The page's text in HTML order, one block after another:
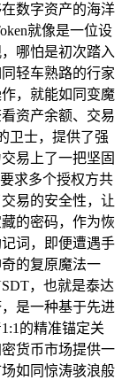
数字资产的海洋
就像是一位设
哪怕是初次踏入
轻车熟路的行家
，就能如同变魔
资产余额、交易
卫士，提供了强
易上了一把坚固
求多个授权方共
易的安全性，让
的密码，作为恢
词，即便遭遇手
的复原魔法一
，也就是泰达
是一种基于先进
的精准锚定关
货币市场提供一
如同惊涛骇浪般